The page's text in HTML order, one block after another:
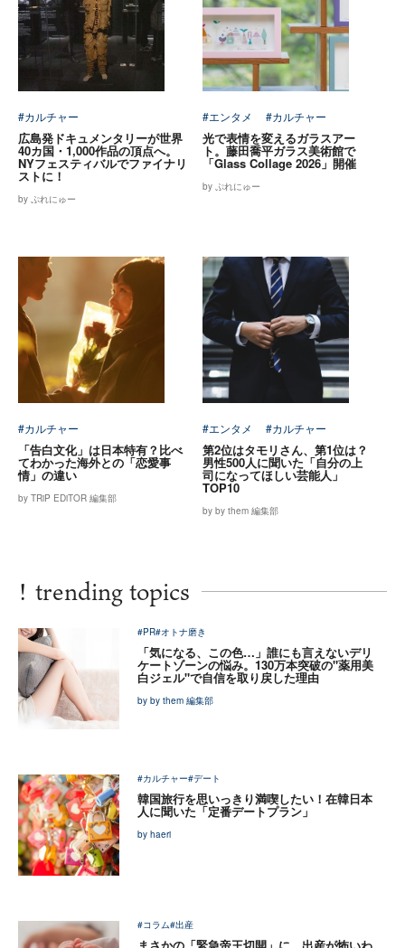
#カルチャー
広島発ドキュメンタリーが世界
40カ国・1,000作品の頂点へ。
NYフェスティバルでファイナリ
ストに！
by ぷれにゅー
#エンタメ #カルチャー
光で表情を変えるガラスアー
ト。藤田喬平ガラス美術館で
「Glass Collage 2026」開催
by ぷれにゅー
#カルチャー
「告白文化」は日本特有？比べ
てわかった海外との「恋愛事
情」の違い
by TRiP EDiTOR 編集部
#エンタメ #カルチャー
第2位はタモリさん、第1位は？
男性500人に聞いた「自分の上
司になってほしい芸能人」
TOP10
by by them 編集部
! trending topics
#PR#オトナ磨き
「気になる、この色…」誰にも言えないデリ
ケートゾーンの悩み。130万本突破の"薬用美
白ジェル"で自信を取り戻した理由
by by them 編集部
#カルチャー#デート
韓国旅行を思いっきり満喫したい！在韓日本
人に聞いた「定番デートプラン」
by haeri
#コラム#出産